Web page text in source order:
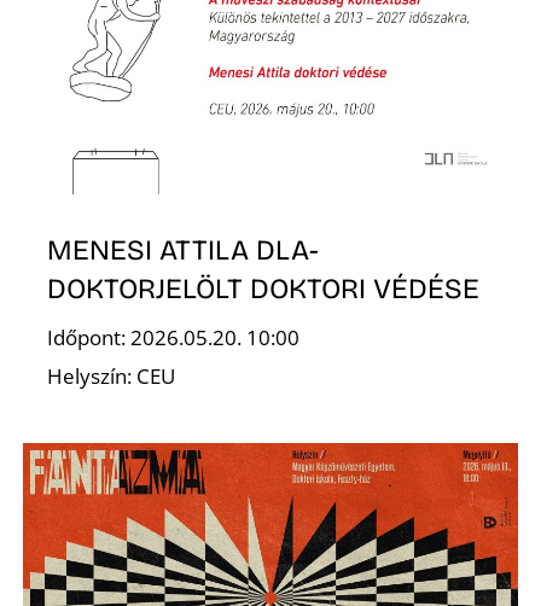
MENESI ATTILA DLA-
DOKTORJELÖLT DOKTORI VÉDÉSE
Időpont: 2026.05.20. 10:00
Helyszín: CEU